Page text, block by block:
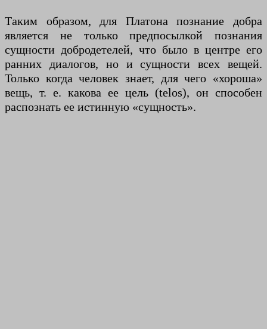
Таким образом, для Платона познание добра
является не только предпосылкой познания
сущности добродетелей, что было в центре его
ранних диалогов, но и сущности всех вещей.
Только когда человек знает, для чего «хороша»
вещь, т. е. какова ее цель (telos), он способен
распознать ее истинную «сущность».